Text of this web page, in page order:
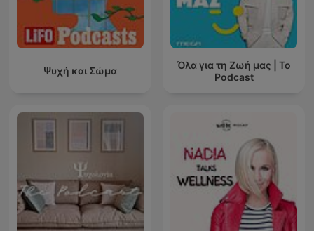
Ψυχή και Σώμα
Όλα για τη Ζωή μας | Το
Podcast